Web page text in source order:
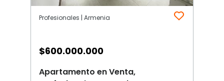
Profesionales | Armenia
$600.000.000
Apartamento en Venta,